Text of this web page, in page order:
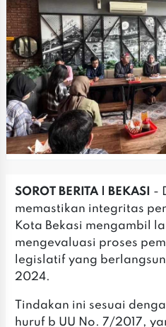
SOROT BERITA | BEKASI
-
memastikan integritas
Kota Bekasi mengambil
mengevaluasi proses
legislatif yang
2024.
Tindakan ini sesuai
huruf b UU No. 7/2017,